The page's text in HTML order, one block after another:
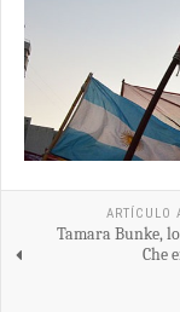
ARTÍCULO
Tamara Bunke,
Che